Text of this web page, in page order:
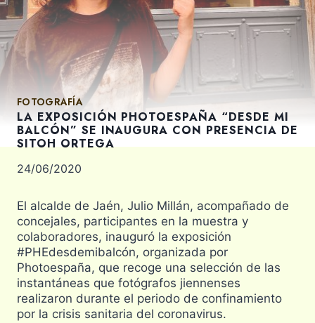
FOTOGRAFÍA
LA EXPOSICIÓN PHOTOESPAÑA “DESDE MI
BALCÓN” SE INAUGURA CON PRESENCIA DE
SITOH ORTEGA
24/06/2020
El alcalde de Jaén, Julio Millán, acompañado de
concejales, participantes en la muestra y
colaboradores, inauguró la exposición
#PHEdesdemibalcón, organizada por
Photoespaña, que recoge una selección de las
instantáneas que fotógrafos jiennenses
realizaron durante el periodo de confinamiento
por la crisis sanitaria del coronavirus.